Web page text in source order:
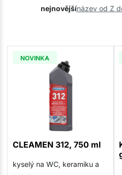
nejnovějšínázev od Z
NOVINKA
CLEAMEN 312, 750 ml
kyselý na WC, keramiku a